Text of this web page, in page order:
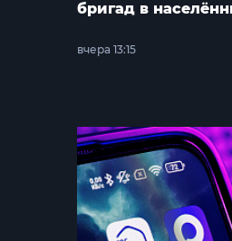
бригад в
вчера 13:15